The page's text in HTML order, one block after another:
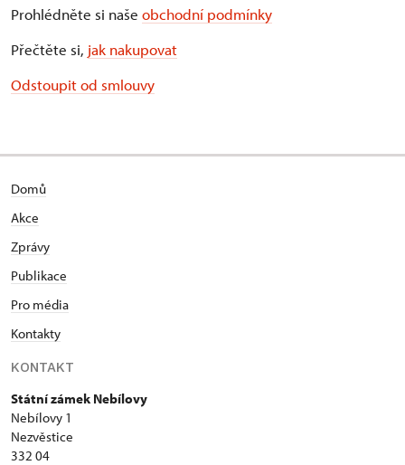
Prohlédněte si naše obchodní podmínky
Přečtěte si, jak nakupovat
Odstoupit od smlouvy
Domů
Akce
Zprávy
Publikace
Pro média
Kontakty
KONTAKT
Státní zámek Nebílovy
Nebílovy 1
Nezvěstice
332 04